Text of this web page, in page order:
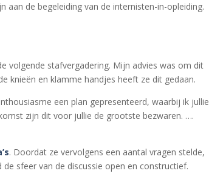
de begeleiding van de internisten-in-opleiding.
volgende stafvergadering. Mijn advies was om dit
knieën en klamme handjes heeft ze dit gedaan.
een plan gepresenteerd, waarbij ik jullie
zijn dit voor jullie de grootste bezwaren. ….
. Doordat ze vervolgens een aantal vragen stelde,
sfeer van de discussie open en constructief.